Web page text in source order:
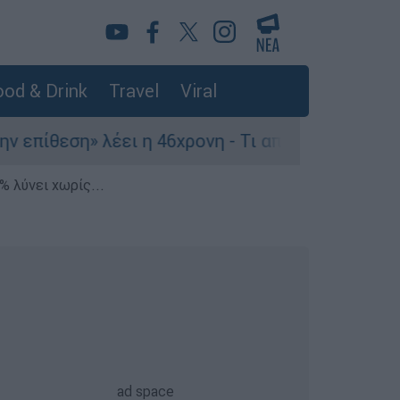
& Drink Travel Viral
λέει η 46χρονη - Τι αποκάλυψε στους
λύνει χωρίς...